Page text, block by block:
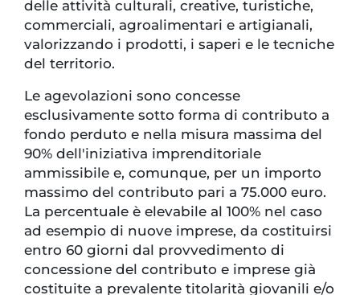
delle attività culturali, creative, turistiche,
commerciali, agroalimentari e artigianali,
valorizzando i prodotti, i saperi e le tecniche
del territorio.
Le agevolazioni sono concesse
esclusivamente sotto forma di contributo a
fondo perduto e nella misura massima del
90% dell'iniziativa imprenditoriale
ammissibile e, comunque, per un importo
massimo del contributo pari a 75.000 euro.
La percentuale è elevabile al 100% nel caso
ad esempio di nuove imprese, da costituirsi
entro 60 giorni dal provvedimento di
concessione del contributo e imprese già
costituite a prevalente titolarità giovanili e/o